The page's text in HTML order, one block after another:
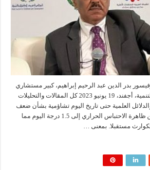
بدر الدين عبد الرحيم إبراهيم، كبير مستشاري
برنامج الخليج العربي للتنمية، أجفند، 19 يونيو 2023 كل المقالات والتحليلات
العلمية حتى تاريخ اليوم تشاؤمية بشأن ضعف
العمل المناخي للحد من ظاهرة الاحتباس الحراري إلى 1.5 درجة اليوم مما
مستقبلا. بمعنى …